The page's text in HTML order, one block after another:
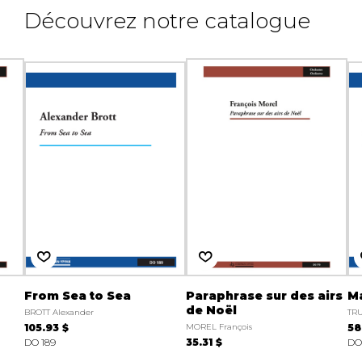
Découvrez notre catalogue
From Sea to Sea
BROTT Alexander
105.93 $
DO 189
Paraphrase sur des airs
de Noël
MOREL François
35.31 $